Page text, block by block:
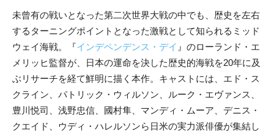
未曾有の戦いとなった第二次世界大戦の中でも、歴史を左右
するターニングポイントとなった激戦として知られるミッド
ウェイ海戦。『インデペンデンス・デイ 』のローランド・エ
メリッヒ監督が、日本の運命を決した歴史的海戦を20年に及
ぶリサーチを経て鮮明に描く本作。キャストには、エド・ス
クライン、パトリック・ウィルソン、ルーク・エヴァンス、
豊川悦司、浅野忠信、國村隼、マンディ・ムーア、デニス・
クエイド、ウディ・ハレルソンら日米の実力派俳優が集結し